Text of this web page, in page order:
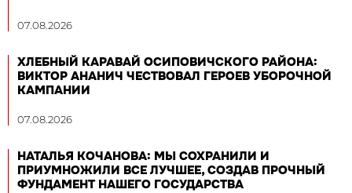
07.08.2026
ХЛЕБНЫЙ КАРАВАЙ ОСИПОВИЧСКОГО РАЙОНА:
ВИКТОР АНАНИЧ ЧЕСТВОВАЛ ГЕРОЕВ УБОРОЧНОЙ
КАМПАНИИ
07.08.2026
НАТАЛЬЯ КОЧАНОВА: МЫ СОХРАНИЛИ И
ПРИУМНОЖИЛИ ВСЕ ЛУЧШЕЕ, СОЗДАВ ПРОЧНЫЙ
ФУНДАМЕНТ НАШЕГО ГОСУДАРСТВА